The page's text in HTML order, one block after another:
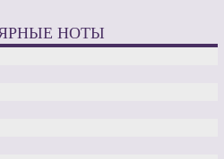
НОТЫ